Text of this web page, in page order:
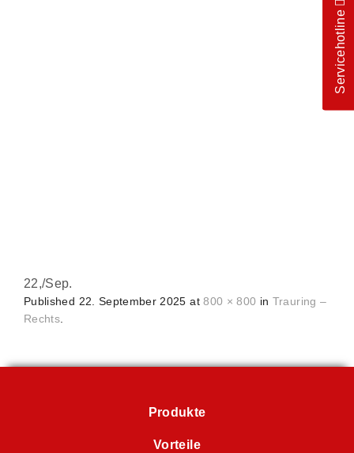
22,/Sep.
Published 22. September 2025 at800 × 800 in Trauring –
Rechts.
Produkte
Vorteile
Servicehotline